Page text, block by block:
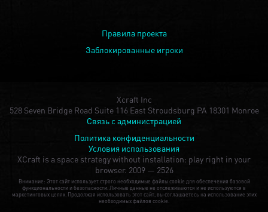
Правила проекта
Заблокированные игроки
Xcraft Inc
528 Seven Bridge Road Suite 116 East Stroudsburg PA 18301 Monroe
Связь с администрацией
Политика конфиденциальности
Условия использования
XCraft is a space strategy without installation: play right in your
browser. 2009 — 2526
Внимание: Этот сайт использует строго необходимые файлы cookie для обеспечения базовой
функциональности и безопасности. Личные данные не отслеживаются и не используются в
маркетинговых целях. Продолжая использовать этот сайт, вы соглашаетесь на использование этих
необходимых файлов cookie.